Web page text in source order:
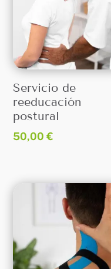
Servicio de
reeducación
postural
50,00€